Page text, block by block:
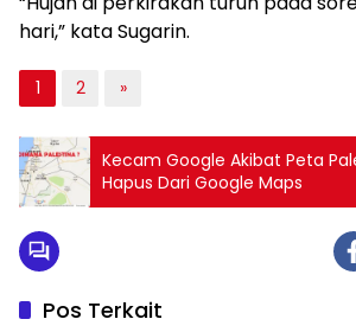
hari,” kata Sugarin.
1 2 »
Kecam Google Akibat Peta
Hapus Dari Google Maps
Pos Terkait